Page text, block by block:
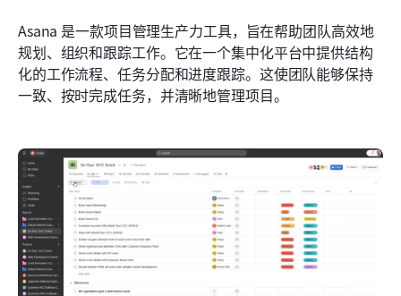
Asana 是一款项目管理生产力工具，旨在帮助团队高效地
规划、组织和跟踪工作。它在一个集中化平台中提供结构
化的工作流程、任务分配和进度跟踪。这使团队能够保持
一致、按时完成任务，并清晰地管理项目。